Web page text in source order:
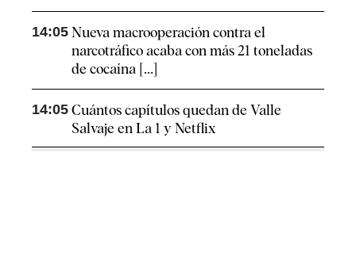
14:05 Nueva macrooperación contra el
narcotráfico acaba con más 21 toneladas
de cocaína [...]
14:05 Cuántos capítulos quedan de Valle
Salvaje en La 1 y Netflix